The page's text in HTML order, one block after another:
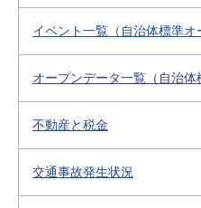
イベント一覧（自治体標準オ
オープンデータ一覧（自治体
不動産と税金
交通事故発生状況